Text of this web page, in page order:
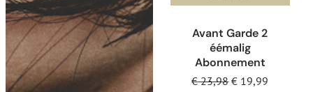
Avant Garde 2
éémalig
Abonnement
€23,98 € 19,99